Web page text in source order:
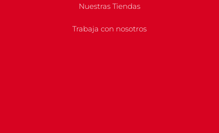
Nuestras Tiendas
Trabaja con nosotros